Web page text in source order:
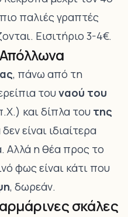
παλιές γραπτές
Εισιτήριο 3-4€.
, πάνω από τη
του ναού του
και δίπλα του της
είναι ιδιαίτερα
Αλλά η θέα προς το
φως είναι κάτι που
, δωρεάν.
σκάλες